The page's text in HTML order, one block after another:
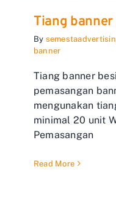
Tiang
By
banner
Tiang banner
pemasangan
mengunakan
minimal 20 unit
Pemasangan
Read More